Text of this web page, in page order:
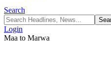
Search
Login
Maa to Marwa